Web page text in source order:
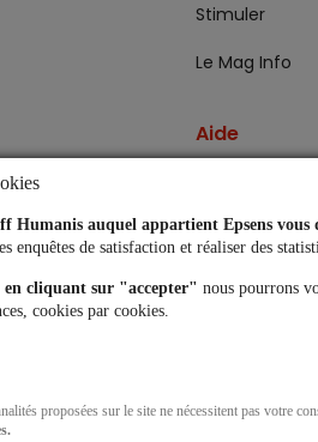
Stimuler
Le Mag Info
Aide
Questions
Simulateurs
Humanis auquel appartient Epsens vous
enquêtes de satisfaction et réaliser des
en cliquant sur "accepter" nous pourrons
cookies par cookies.
proposées sur le site ne nécessitent pas votre